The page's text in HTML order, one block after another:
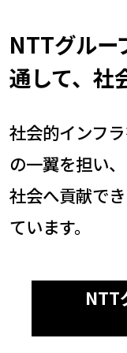
NTTグルー
通して、社
社会的インフ
の一翼を担い、
社会へ貢献で
ています。
NTT